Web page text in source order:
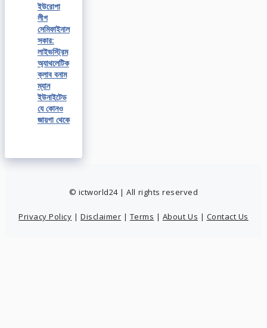
ইউরোপা
লীগ
সেমিফাইনাল
সকার:
লাইভস্ট্রিম
অ্যাথলেটিক
ক্লাব বনাম
ম্যান
ইউনাইটেড
যে কোনও
জায়গা থেকে
© ictworld24 | All rights reserved
Privacy Policy | Disclaimer | Terms | About Us | Contact Us